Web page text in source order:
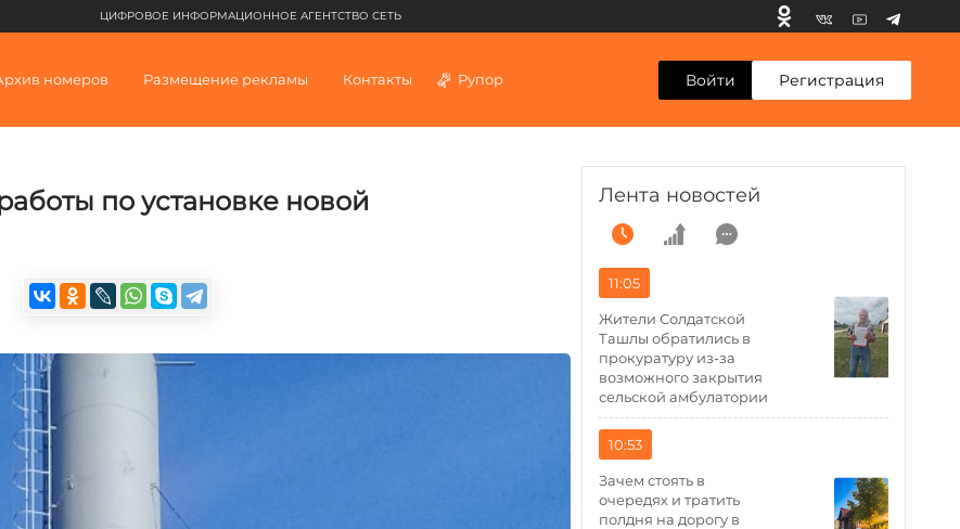
ЦИФРОВОЕ ИНФОРМАЦИОННОЕ АГЕНТСТВО СЕТЬ
номеров Размещение рекламы Контакты Рупор Войти Регистрация
по установке новой
Лента новостей
11:05
Жители Солдатской
Ташлы обратились в
прокуратуру из-за
возможного закрытия
сельской амбулатории
10:53
Зачем стоять в
очередях и тратить
полдня на дорогу в